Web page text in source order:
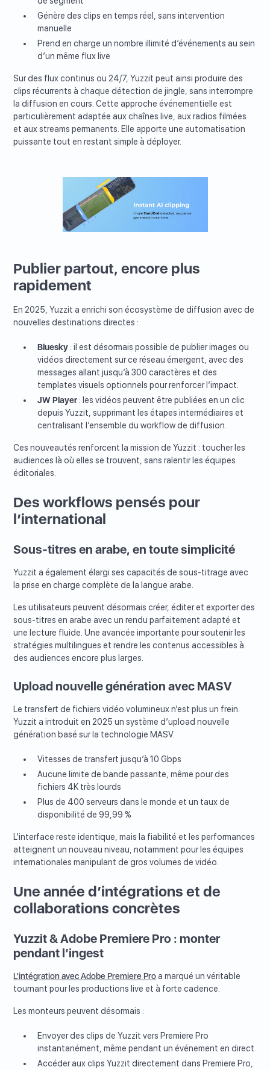
Génère des clips en temps réel, sans intervention
manuelle
Prend en charge un nombre illimité d’événements au sein
d’un même flux live
Sur des flux continus ou 24/7, Yuzzit peut ainsi produire des
clips récurrents à chaque détection de jingle, sans interrompre
la diffusion en cours. Cette approche événementielle est
particulièrement adaptée aux chaînes live, aux radios filmées
et aux streams permanents. Elle apporte une automatisation
puissante tout en restant simple à déployer.
Publier partout, encore plus
rapidement
En 2025, Yuzzit a enrichi son écosystème de diffusion avec de
nouvelles destinations directes :
Bluesky : il est désormais possible de publier images ou
vidéos directement sur ce réseau émergent, avec des
messages allant jusqu’à 300 caractères et des
templates visuels optionnels pour renforcer l’impact.
JW Player : les vidéos peuvent être publiées en un clic
depuis Yuzzit, supprimant les étapes intermédiaires et
centralisant l’ensemble du workflow de diffusion.
Ces nouveautés renforcent la mission de Yuzzit : toucher les
audiences là où elles se trouvent, sans ralentir les équipes
éditoriales.
Des workflows pensés pour
l’international
Sous-titres en arabe, en toute simplicité
Yuzzit a également élargi ses capacités de sous-titrage avec
la prise en charge complète de la langue arabe.
Les utilisateurs peuvent désormais créer, éditer et exporter des
sous-titres en arabe avec un rendu parfaitement adapté et
une lecture fluide. Une avancée importante pour soutenir les
stratégies multilingues et rendre les contenus accessibles à
des audiences encore plus larges.
Upload nouvelle génération avec MASV
Le transfert de fichiers vidéo volumineux n’est plus un frein.
Yuzzit a introduit en 2025 un système d’upload nouvelle
génération basé sur la technologie MASV.
Vitesses de transfert jusqu’à 10 Gbps
Aucune limite de bande passante, même pour des
fichiers 4K très lourds
Plus de 400 serveurs dans le monde et un taux de
disponibilité de 99,99 %
L’interface reste identique, mais la fiabilité et les performances
atteignent un nouveau niveau, notamment pour les équipes
internationales manipulant de gros volumes de vidéo.
Une année d’intégrations et de
collaborations concrètes
Yuzzit & Adobe Premiere Pro : monter
pendant l’ingest
L’intégration avec Adobe Premiere Proa marqué un véritable
tournant pour les productions live et à forte cadence.
Les monteurs peuvent désormais :
Envoyer des clips de Yuzzit vers Premiere Pro
instantanément, même pendant un événement en direct
Accéder aux clips Yuzzit directement dans Premiere Pro,